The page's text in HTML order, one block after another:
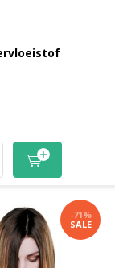
-71%
SALE